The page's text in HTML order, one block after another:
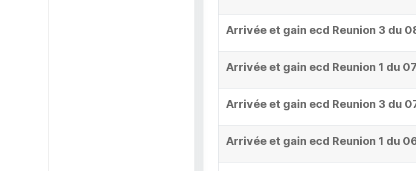
Arrivée et gain ecd Reunion 3 du
Arrivée et gain ecd Reunion 1 du
Arrivée et gain ecd Reunion 3 du
Arrivée et gain ecd Reunion 1 du